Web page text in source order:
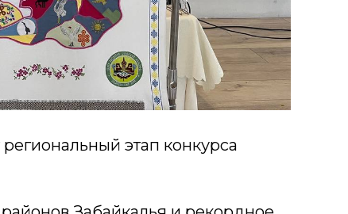
этап конкурса